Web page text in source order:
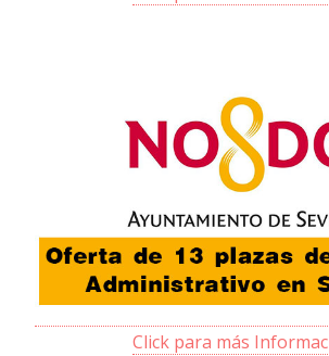
Click para más